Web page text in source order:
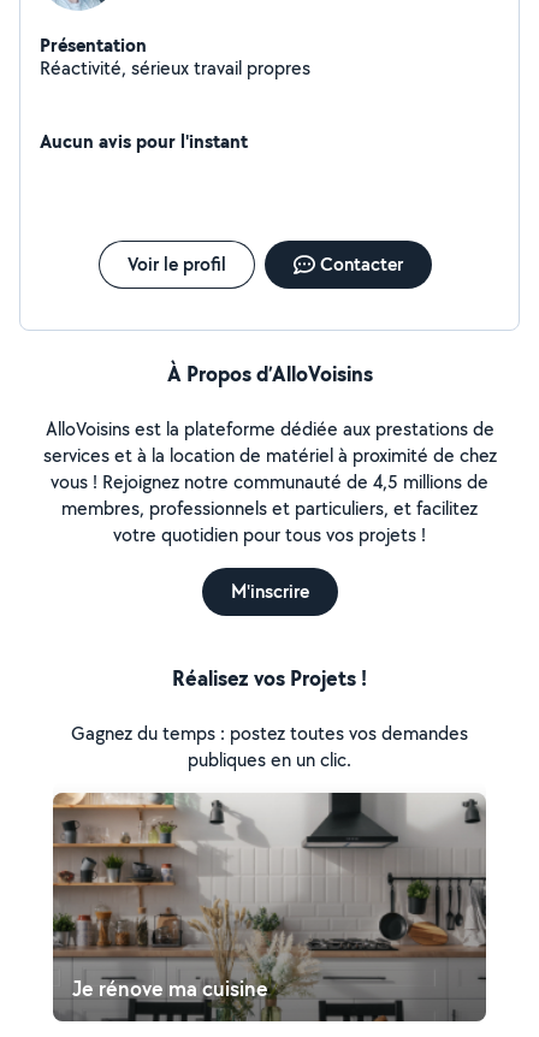
Présentation
Réactivité, sérieux travail propres
Aucun avis pour l'instant
Voir le profil Contacter
À Propos d’AlloVoisins
AlloVoisins est la plateforme dédiée aux prestations de
services et à la location de matériel à proximité de chez
vous ! Rejoignez notre communauté de 4,5 millions de
membres, professionnels et particuliers, et facilitez
votre quotidien pour tous vos projets !
M'inscrire
Réalisez vos Projets !
Gagnez du temps : postez toutes vos demandes
publiques en un clic.
Je rénove ma cuisine